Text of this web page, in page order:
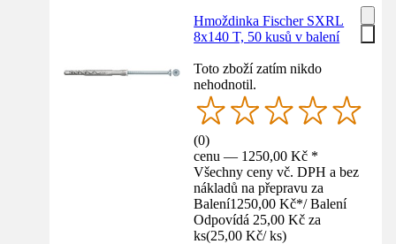
Hmoždinka Fischer SXRL
8x140 T, 50 kusů v balení
Toto zboží zatím nikdo
nehodnotil.
(0)
cenu — 1250,00 Kč *
Všechny ceny vč. DPH a bez
nákladů na přepravu za
Balení1250,00 Kč*/ Balení
Odpovídá 25,00 Kč za
ks(25,00 Kč/ ks)